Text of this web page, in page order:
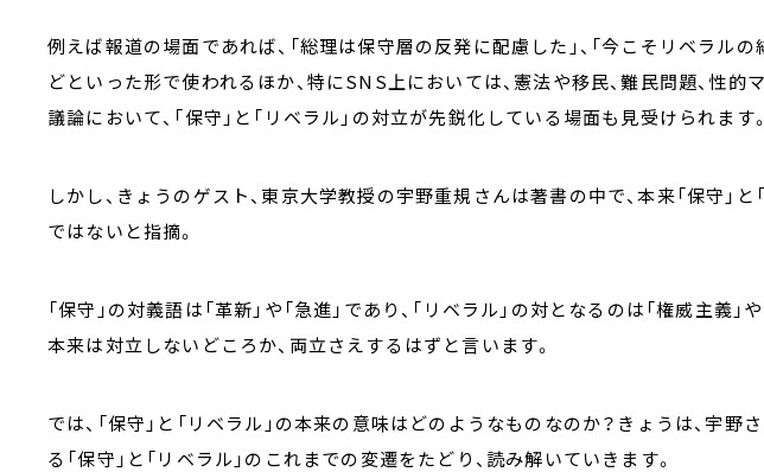
例えば報道の場面であれば、「総理は保守層の反発に配慮した」、「今こそリベラル
どといった形で使われるほか、特にSNS上においては、憲法や移民、難民問題、性的
議論において、「保守」と「リベラル」の対立が先鋭化している場面も見受けられます。
しかし、きょうのゲスト、東京大学教授の宇野重規さんは著書の中で、本来「保守」と
ではないと指摘。
「保守」の対義語は「革新」や「急進」であり、「リベラル」の対となるのは「権威主義」
本来は対立しないどころか、両立さえするはずと言います。
では、「保守」と「リベラル」の本来の意味はどのようなものなのか？きょうは、宇野
る「保守」と「リベラル」のこれまでの変遷をたどり、読み解いていきます。